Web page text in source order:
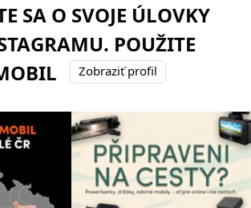
SA O SVOJE ÚLOVKY
POUŽITE
Zobraziť profil